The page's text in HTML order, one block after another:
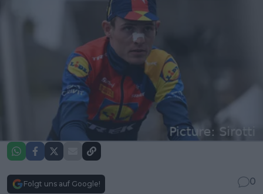
Folgt uns auf Google!
0